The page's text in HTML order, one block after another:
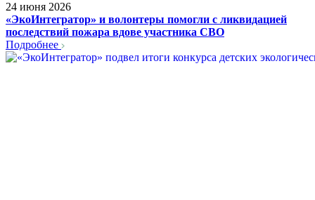
24 июня 2026
«ЭкоИнтегратор» и волонтеры помогли с ликвидацией
последствий пожара вдове участника СВО
Подробнее